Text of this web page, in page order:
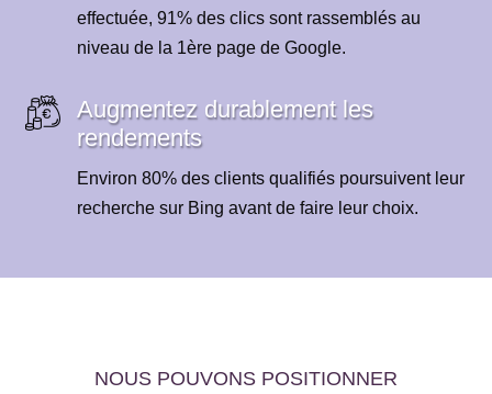
effectuée, 91% des clics sont rassemblés au
niveau de la 1ère page de Google.
Augmentez durablement les
rendements
Environ 80% des clients qualifiés poursuivent leur
recherche sur Bing avant de faire leur choix.
NOUS POUVONS POSITIONNER